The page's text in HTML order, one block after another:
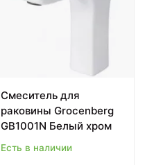
Cмеситель для
раковины Grocenberg
GB1001N Белый хром
Есть в наличии